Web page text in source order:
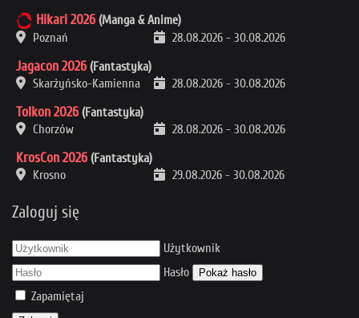
Hikari 2026 (Manga & Anime)
Poznań
28.08.2026 - 30.08.2026
Jagacon 2026 (Fantastyka)
Skarżyńsko-Kamienna
28.08.2026 - 30.08.2026
Tolkon 2026 (Fantastyka)
Chorzów
28.08.2026 - 30.08.2026
KrosCon 2026 (Fantastyka)
Krosno
29.08.2026 - 30.08.2026
Zaloguj się
Użytkownik
Hasło
Pokaż hasło
Zapamiętaj